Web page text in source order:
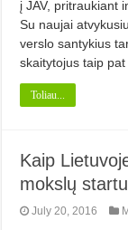
į JAV, pritraukiant
Su naujai
verslo santykius
skaitytojus taip pat
Toliau...
Kaip
mokslų
July 20, 2016